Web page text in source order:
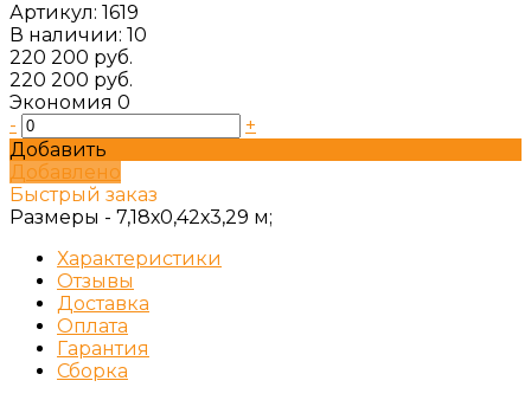
Артикул: 1619
В наличии: 10
220 200 руб.
220 200 руб.
Экономия 0
-
+
Добавить
Добавлено
Быстрый заказ
Размеры - 7,18х0,42х3,29 м;
Характеристики
Отзывы
Доставка
Оплата
Гарантия
Сборка